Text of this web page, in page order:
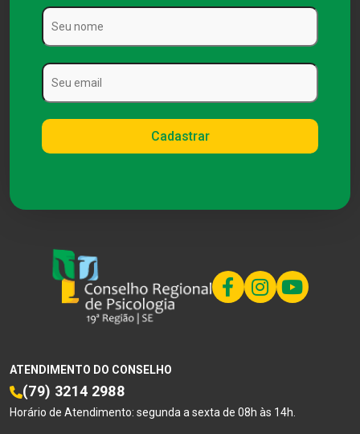
ATENDIMENTO DO CONSELHO
(79) 3214 2988
Horário de Atendimento: segunda a sexta de 08h às 14h.